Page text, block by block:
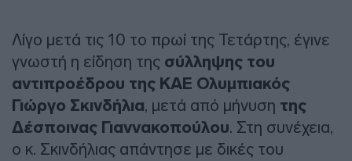
Λίγο μετά τις 10 το πρωί της Τετάρτης, έγινε
γνωστή η είδηση της σύλληψης του
αντιπροέδρου της ΚΑΕ Ολυμπιακός
Γιώργο Σκινδήλια, μετά από μήνυση της
Δέσποινας Γιαννακοπούλου. Στη συνέχεια,
ο κ. Σκινδήλιας απάντησε με δικές του